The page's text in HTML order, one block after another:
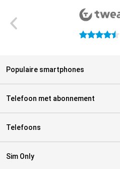
4.5 sterren
Populaire smartphones
Telefoon met abonnement
Telefoons
Sim Only